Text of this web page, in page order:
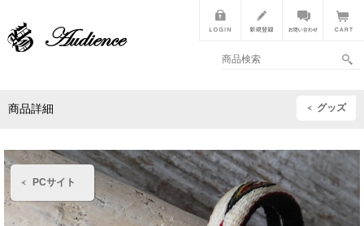
PCサイト
商品詳細 グッズ